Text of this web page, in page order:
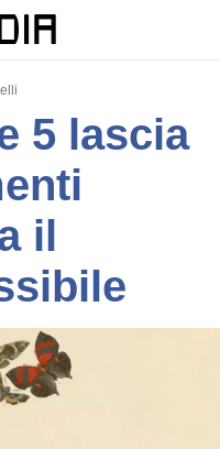
5 lascia
il